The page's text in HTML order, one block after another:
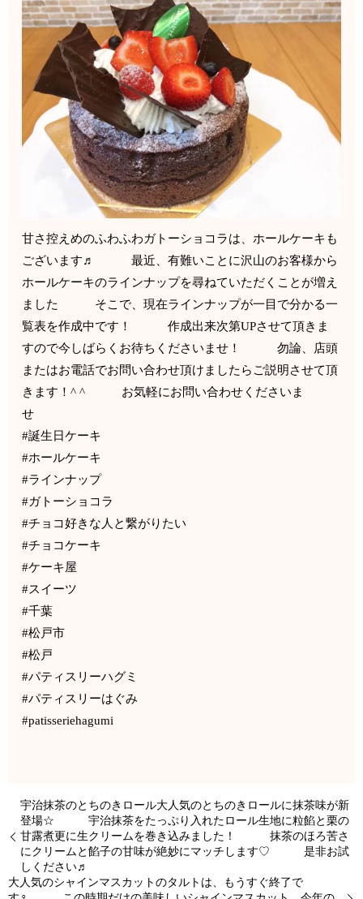
甘さ控えめのふわふわガトーショコラは、ホールケーキも
ございます♬ 最近、有難いことに沢山のお客様から
ホールケーキのラインナップを尋ねていただくことが増え
ました そこで、現在ラインナップが一目で分かる一
覧表を作成中です！ 作成出来次第UPさせて頂きま
すので今しばらくお待ちくださいませ！ 勿論、店頭
またはお電話でお問い合わせ頂けましたらご説明させて頂
きます！^ ^ お気軽にお問い合わせくださいま
せ
#誕生日ケーキ
#ホールケーキ
#ラインナップ
#ガトーショコラ
#チョコ好きな人と繋がりたい
#チョコケーキ
#ケーキ屋
#スイーツ
#千葉
#松戸市
#松戸
#パティスリーハグミ
#パティスリーはぐみ
#patisseriehagumi
宇治抹茶のとちのきロール大人気のとちのきロールに抹茶味が新
登場☆ 宇治抹茶をたっぷり入れたロール生地に粒餡と栗の
甘露煮更に生クリームを巻き込みました！ 抹茶のほろ苦さ
にクリームと餡子の甘味が絶妙にマッチします♡ 是非お試
しください♬
大人気のシャインマスカットのタルトは、もうすぐ終了で